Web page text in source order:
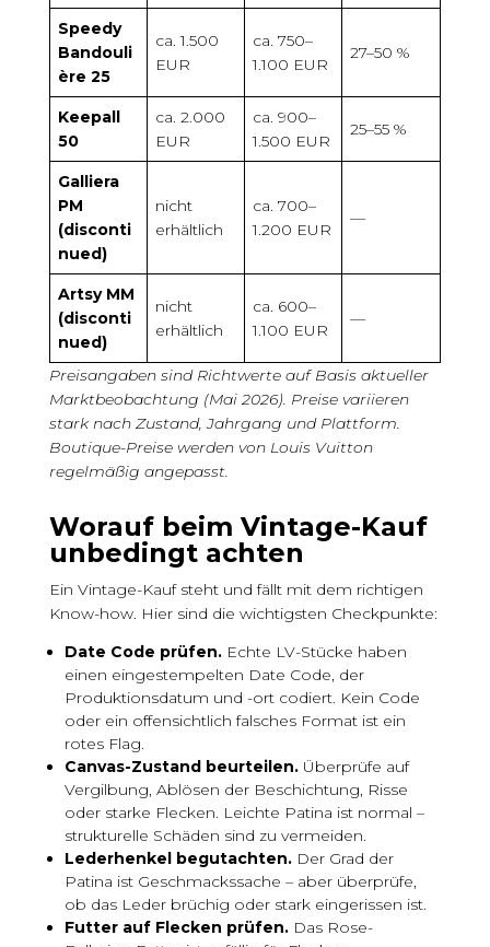
Speedy
Bandouli
ère 25
ca. 1.500
EUR
ca. 750–
1.100 EUR
27–50 %
Keepall
50
ca. 2.000
EUR
ca. 900–
1.500 EUR
25–55 %
Galliera
PM
(disconti
nued)
nicht
erhältlich
ca. 700–
1.200 EUR
—
Artsy MM
(disconti
nued)
nicht
erhältlich
ca. 600–
1.100 EUR
—
Preisangaben sind Richtwerte auf Basis aktueller
Marktbeobachtung (Mai 2026). Preise variieren
stark nach Zustand, Jahrgang und Plattform.
Boutique-Preise werden von Louis Vuitton
regelmäßig angepasst.
Worauf beim Vintage-Kauf
unbedingt achten
Ein Vintage-Kauf steht und fällt mit dem richtigen
Know-how. Hier sind die wichtigsten Checkpunkte:
Date Code prüfen.Echte LV-Stücke haben
einen eingestempelten Date Code, der
Produktionsdatum und -ort codiert. Kein Code
oder ein offensichtlich falsches Format ist ein
rotes Flag.
Canvas-Zustand beurteilen.Überprüfe auf
Vergilbung, Ablösen der Beschichtung, Risse
oder starke Flecken. Leichte Patina ist normal –
strukturelle Schäden sind zu vermeiden.
Lederhenkel begutachten.Der Grad der
Patina ist Geschmackssache – aber überprüfe,
ob das Leder brüchig oder stark eingerissen ist.
Futter auf Flecken prüfen.Das Rose-